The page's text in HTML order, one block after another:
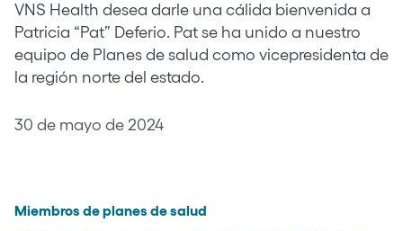
VNS Health desea darle una cálida bienvenida a
Patricia “Pat” Deferio. Pat se ha unido a nuestro
equipo de Planes de salud como vicepresidenta de
la región norte del estado.
30 de mayo de 2024
Miembros de planes de salud